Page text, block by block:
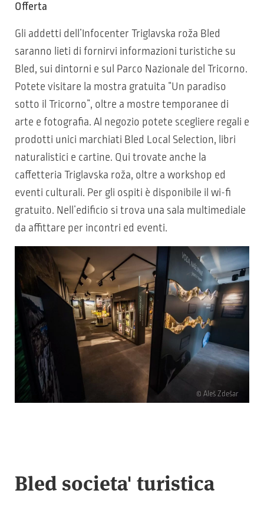
Offerta
Gli addetti dell’Infocenter Triglavska roža Bled
saranno lieti di fornirvi informazioni turistiche su
Bled, sui dintorni e sul Parco Nazionale del Tricorno.
Potete visitare la mostra gratuita “Un paradiso
sotto il Tricorno”, oltre a mostre temporanee di
arte e fotografia. Al negozio potete scegliere regali e
prodotti unici marchiati Bled Local Selection, libri
naturalistici e cartine. Qui trovate anche la
caffetteria Triglavska roža, oltre a workshop ed
eventi culturali. Per gli ospiti è disponibile il wi-fi
gratuito. Nell’edificio si trova una sala multimediale
da affittare per incontri ed eventi.
© Aleš Zdešar
Bled societa' turistica